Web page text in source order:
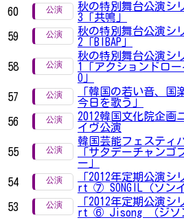
60
秋の特別舞台公演シ
3「共鳴」
59
秋の特別舞台公演シ
2「BIBAP」
58
秋の特別舞台公演シ
1「アクションドロー
O」
57
「韓国の若い音、国
今日を歌う」
56
2012韓国文化院企画
イヴ公演
55
韓国芸能フェスティ
「サタデーチャンゴ
ー」
54
「2012年定期公演シ
rt ⑦ SONGIL（ソンイ
53
「2012年定期公演シ
rt ⑥ Jisong （ジソ